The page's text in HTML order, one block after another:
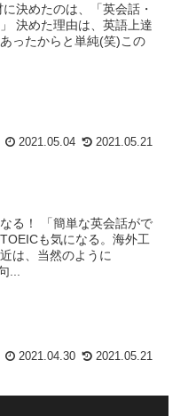
決めたのは、「英会話・
決めた理由は、英語上達
ったからと単純(笑)この
2021.05.04 2021.05.21
る！ 「簡単な英会話がで
も気になる。海外工
は、当然のように
...
2021.04.30 2021.05.21